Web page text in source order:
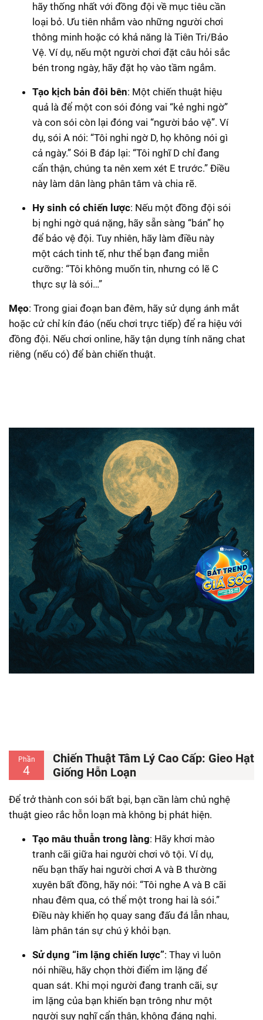
hãy thống nhất với đồng đội về mục tiêu cần
loại bỏ. Ưu tiên nhắm vào những người chơi
thông minh hoặc có khả năng là Tiên Tri/Bảo
Vệ. Ví dụ, nếu một người chơi đặt câu hỏi sắc
bén trong ngày, hãy đặt họ vào tầm ngắm.
Tạo kịch bản đôi bên: Một chiến thuật hiệu
quả là để một con sói đóng vai “kẻ nghi ngờ”
và con sói còn lại đóng vai “người bảo vệ”. Ví
dụ, sói A nói: “Tôi nghi ngờ D, họ không nói gì
cả ngày.” Sói B đáp lại: “Tôi nghĩ D chỉ đang
cẩn thận, chúng ta nên xem xét E trước.” Điều
này làm dân làng phân tâm và chia rẽ.
Hy sinh có chiến lược: Nếu một đồng đội sói
bị nghi ngờ quá nặng, hãy sẵn sàng “bán” họ
để bảo vệ đội. Tuy nhiên, hãy làm điều này
một cách tinh tế, như thể bạn đang miễn
cưỡng: “Tôi không muốn tin, nhưng có lẽ C
thực sự là sói…”
Mẹo: Trong giai đoạn ban đêm, hãy sử dụng ánh mắt
hoặc cử chỉ kín đáo (nếu chơi trực tiếp) để ra hiệu với
đồng đội. Nếu chơi online, hãy tận dụng tính năng chat
riêng (nếu có) để bàn chiến thuật.
Phần
4
Chiến Thuật Tâm Lý Cao Cấp: Gieo Hạt
Giống Hỗn Loạn
Để trở thành con sói bất bại, bạn cần làm chủ nghệ
thuật gieo rắc hỗn loạn mà không bị phát hiện.
Tạo mâu thuẫn trong làng: Hãy khơi mào
tranh cãi giữa hai người chơi vô tội. Ví dụ,
nếu bạn thấy hai người chơi A và B thường
xuyên bất đồng, hãy nói: “Tôi nghe A và B cãi
nhau đêm qua, có thể một trong hai là sói.”
Điều này khiến họ quay sang đấu đá lẫn nhau,
làm phân tán sự chú ý khỏi bạn.
Sử dụng “im lặng chiến lược”: Thay vì luôn
nói nhiều, hãy chọn thời điểm im lặng để
quan sát. Khi mọi người đang tranh cãi, sự
im lặng của bạn khiến bạn trông như một
người suy nghĩ cẩn thận, không đáng nghi.